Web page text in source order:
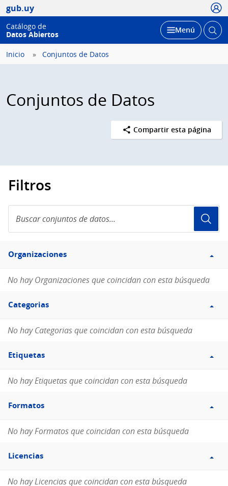
gub.uy
Catálogo de
Datos Abiertos
Desplegar
Menú Abrir
Inicio Conjuntos de Datos
Conjuntos de Datos
Compartir esta página
Filtros
conjuntos
de
Filtro
Organizaciones
Organizaciones
No hay Organizaciones que coincidan con esta búsqueda
Filtro
Categorias
Categorias
No hay Categorias que coincidan con esta búsqueda
Filtro
Etiquetas
Etiquetas
No hay Etiquetas que coincidan con esta búsqueda
Filtro
Formatos
Formatos
No hay Formatos que coincidan con esta búsqueda
Filtro
Licencias
Licencias
No hay Licencias que coincidan con esta búsqueda